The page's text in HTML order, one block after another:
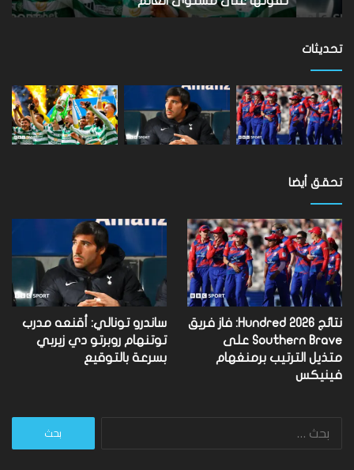
تفوتها
مستوى
العالم
تحديثات
تحقق أيضا
نتائج Hundred 2026: فاز فريق
Southern Brave على
متذيل الترتيب برمنغهام
فينيكس
ساندرو تونالي: أقنعه مدرب
توتنهام روبرتو دي زيربي
بسرعة بالتوقيع
البحث